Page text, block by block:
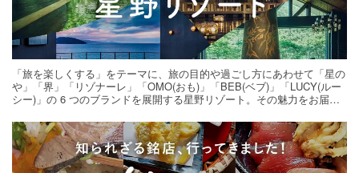
「旅を楽しくする」をテーマに、旅の目的や過ごし方にあわせて「星の
や」「界」「リゾナーレ」「OMO(おも)」「BEB(ベブ)」「LUCY(ルー
シー)」の 6 つのブランドを展開する星野リゾート。その魅力をお届け